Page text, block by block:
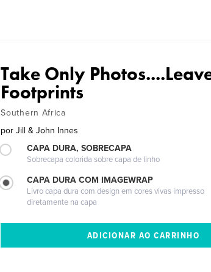
Take Only
Footprints
Southern Africa
por Jill & John Innes
CAPA DURA, SOBRECAPA
Sobrecapa colorida sobre capa de linho
CAPA DURA COM IMAGEWRAP
Livro capa dura com design em cores vivas impresso
diretamente na capa